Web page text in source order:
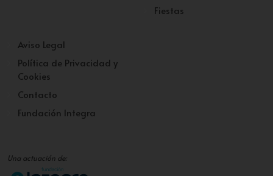
Fiestas
Aviso Legal
Política de Privacidad y
Cookies
Contacto
Fundación Integra
Una actuación de: